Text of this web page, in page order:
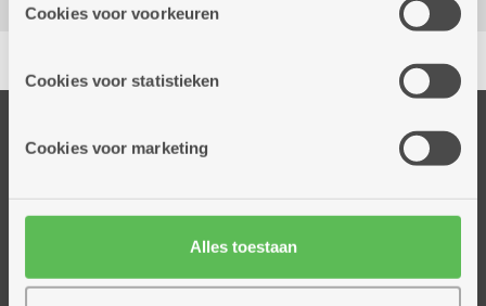
informatie over jouw (geanonimiseerd) gebruik van onze
partners kunnen deze gegevens combineren met andere
Cookies voor voorkeuren
Cookies voor statistieken
Cookies voor marketing
Alles toestaan
Dienstencentra
Woonzorgcentra
Financieel comfort